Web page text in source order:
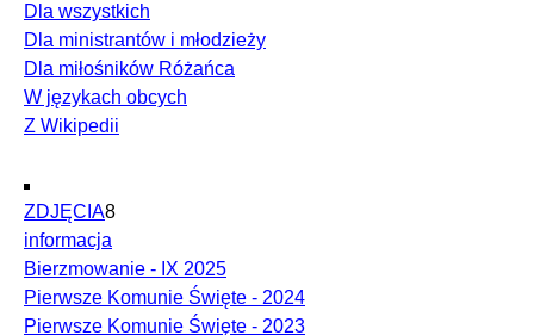
Dla wszystkich
Dla ministrantów i młodzieży
Dla miłośników Różańca
W językach obcych
Z Wikipedii
ZDJĘCIA8
informacja
Bierzmowanie - IX 2025
Pierwsze Komunie Święte - 2024
Pierwsze Komunie Święte - 2023